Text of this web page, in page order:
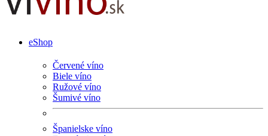
eShop
Červené víno
Biele víno
Ružové víno
Šumivé víno
Španielske víno